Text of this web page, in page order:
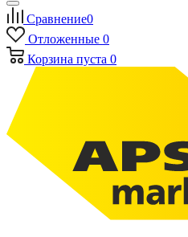
Сравнение0
Отложенные 0
Корзина пуста 0